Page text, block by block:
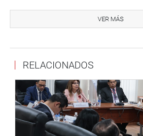
patrullaje militares y policiales que
estado de emergencia nacional y
sanidad militar o policial para la
al financiamiento, señalaba la
establecido en la presente ley no
adicionales a las instituciones
tesoro público.
VER MÁS
RELACIONADOS